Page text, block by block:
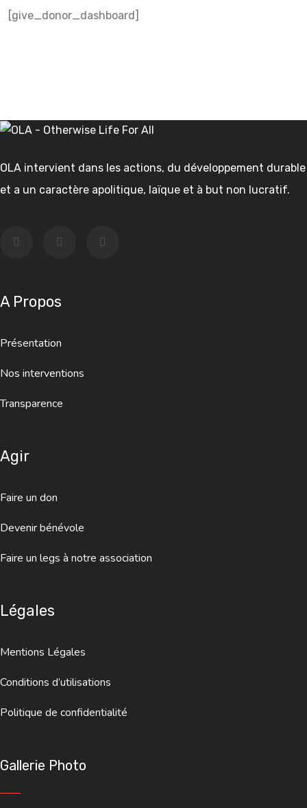
[give_donor_dashboard]
OLA intervient dans les actions, du développement durable
et a un caractère apolitique, laïque et à but non lucratif.
A Propos
Présentation
Nos interventions
Transparence
Agir
Faire un don
Devenir bénévole
Faire un legs à notre association
Légales
Mentions Légales
Conditions d’utilisations
Politique de confidentialité
Gallerie Photo